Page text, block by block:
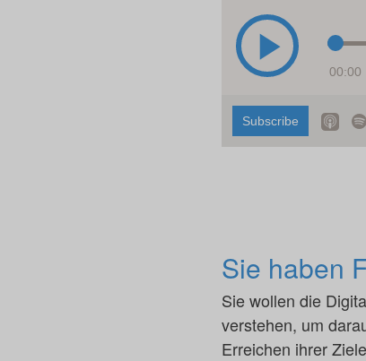
Sie haben
Sie wollen die
verstehen, um
Erreichen ihrer